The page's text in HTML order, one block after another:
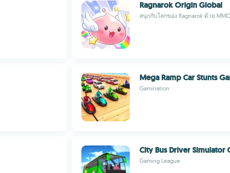
Ragnarok Origin Global
สนุกกับโลกของ Ragnarok ด้วย
Mega Ramp Car Stunts
Gamination
City Bus Driver Simulator
Gaming League